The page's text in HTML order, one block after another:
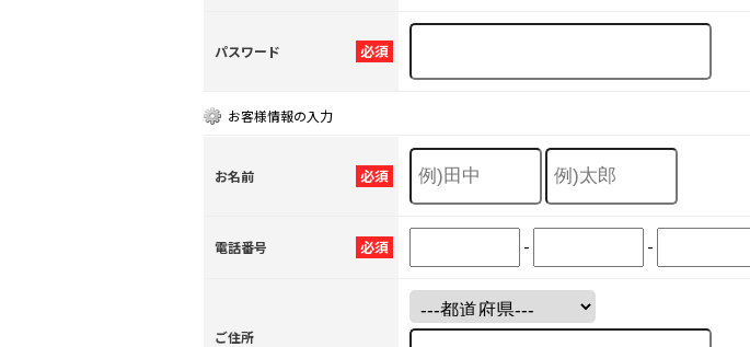
必須
パスワード
お客様情報の入力
必須
お名前
必須
電話番号 - -
ご住所